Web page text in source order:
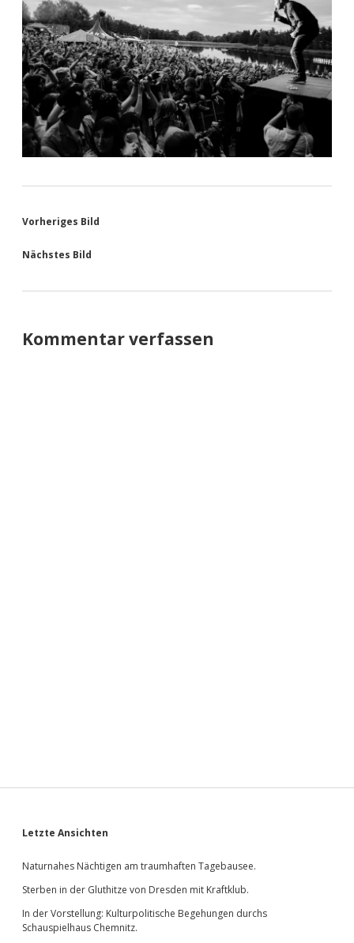
Vorheriges Bild
Nächstes Bild
Kommentar verfassen
Sidebar
Letzte Ansichten
Naturnahes Nächtigen am traumhaften Tagebausee.
Sterben in der Gluthitze von Dresden mit Kraftklub.
In der Vorstellung: Kulturpolitische Begehungen durchs
Schauspielhaus Chemnitz.